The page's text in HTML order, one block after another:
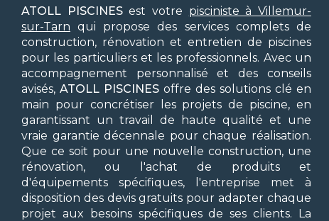
ATOLL PISCINESest votre pisciniste à Villemur-
sur-Tarn qui propose des services complets de
construction, rénovation et entretien de piscines
pour les particuliers et les professionnels. Avec un
accompagnement personnalisé et des conseils
avisés, ATOLL PISCINES offre des solutions clé en
main pour concrétiser les projets de piscine, en
garantissant un travail de haute qualité et une
vraie garantie décennale pour chaque réalisation.
Que ce soit pour une nouvelle construction, une
rénovation, ou l'achat de produits et
d'équipements spécifiques, l'entreprise met à
disposition des devis gratuits pour adapter chaque
projet aux besoins spécifiques de ses clients. La